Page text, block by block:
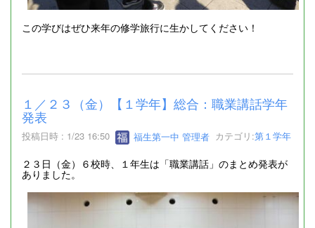
この学びはぜひ来年の修学旅行に生かしてください！
１／２３（金）【１学年】総合：職業講話学年
発表
投稿日時 : 1/23 16:50 福生第一中 管理者 カテゴリ:第１学年
２３日（金）６校時、１年生は「職業講話」のまとめ発表が
ありました。